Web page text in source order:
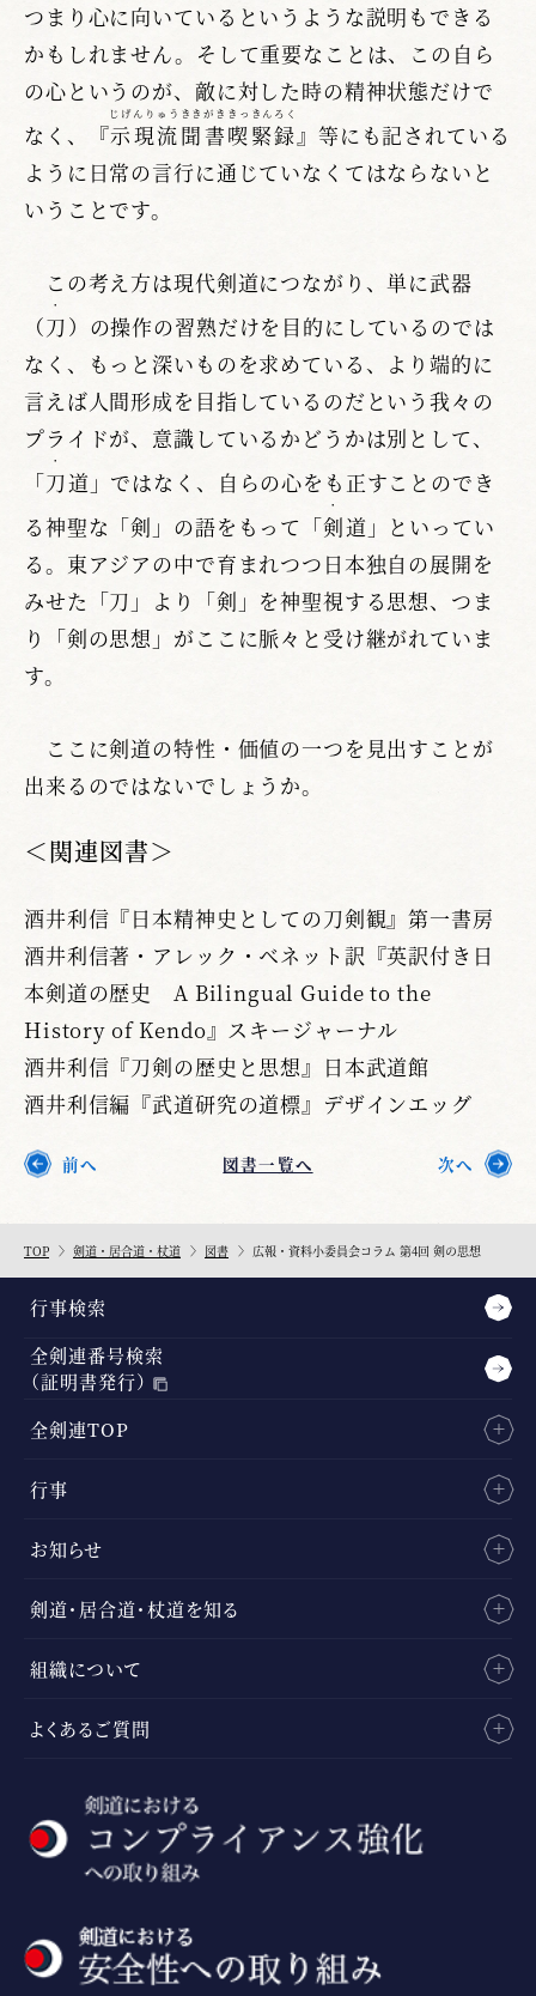
つまり心に向いているというような説明もできる
かもしれません。そして重要なことは、この自ら
の心というのが、敵に対した時の精神状態だけで
なく、『示現流聞書喫緊録
じげんりゅうききがききっきんろく
』等にも記されている
ように日常の言行に通じていなくてはならないと
いうことです。
この考え方は現代剣道につながり、単に武器
（刀
・
）の操作の習熟だけを目的にしているのでは
なく、もっと深いものを求めている、より端的に
言えば人間形成を目指しているのだという我々の
プライドが、意識しているかどうかは別として、
「刀
・
道」ではなく、自らの心をも正すことのでき
る神聖な「剣」の語をもって「剣
・
道」といってい
る。東アジアの中で育まれつつ日本独自の展開を
みせた「刀」より「剣」を神聖視する思想、つま
り「剣の思想」がここに脈々と受け継がれていま
す。
ここに剣道の特性・価値の一つを見出すことが
出来るのではないでしょうか。
＜関連図書＞
酒井利信『日本精神史としての刀剣観』第一書房
酒井利信著・アレック・ベネット訳『英訳付き日
本剣道の歴史 A Bilingual Guide to the
History of Kendo』スキージャーナル
酒井利信『刀剣の歴史と思想』日本武道館
酒井利信編『武道研究の道標』デザインエッグ
前へ 図書一覧へ 次へ
TOP 剣道・居合道・杖道 図書 広報・資料小委員会コラム 第4回 剣の思想
行事検索
全剣連番号検索
（証明書発行）
全剣連TOP
行事
お知らせ
剣道・居合道・杖道を知る
組織について
よくあるご質問